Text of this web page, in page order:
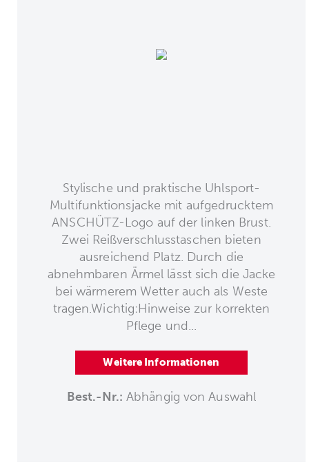
Stylische und praktische Uhlsport-
Multifunktionsjacke mit aufgedrucktem
ANSCHÜTZ-Logo auf der linken Brust.
Zwei Reißverschlusstaschen bieten
ausreichend Platz. Durch die
abnehmbaren Ärmel lässt sich die Jacke
bei wärmerem Wetter auch als Weste
tragen.Wichtig:Hinweise zur korrekten
Pflege und...
Weitere Informationen
Best.-Nr.: Abhängig von Auswahl